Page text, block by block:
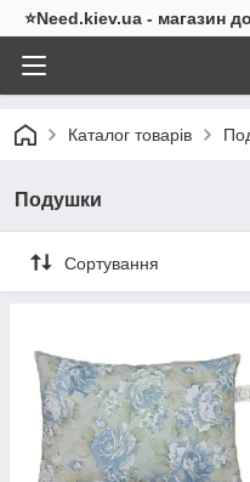
⭐Need.kiev.ua - магазин
Каталог товарів
Подушки
Сортування